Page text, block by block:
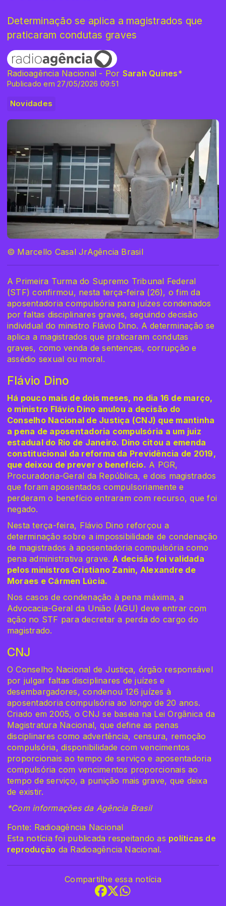
Determinação se aplica a magistrados que
praticaram condutas graves
Radioagência Nacional - Por Sarah Quines*
Publicado em 27/05/2026 09:51
Novidades
© Marcello Casal JrAgência Brasil
A Primeira Turma do Supremo Tribunal Federal
(STF) confirmou, nesta terça-feira (26), o fim da
aposentadoria compulsória para juízes condenados
por faltas disciplinares graves, seguindo decisão
individual do ministro Flávio Dino. A determinação se
aplica a magistrados que praticaram condutas
graves, como venda de sentenças, corrupção e
assédio sexual ou moral.
Flávio Dino
Há pouco mais de dois meses, no dia 16 de março,
o ministro Flávio Dino anulou a decisão do
Conselho Nacional de Justiça (CNJ) que mantinha
a pena de aposentadoria compulsória a um juiz
estadual do Rio de Janeiro. Dino citou a emenda
constitucional da reforma da Previdência de 2019,
que deixou de prever o benefício. A PGR,
Procuradoria-Geral da República, e dois magistrados
que foram aposentados compulsoriamente e
perderam o benefício entraram com recurso, que foi
negado.
Nesta terça-feira, Flávio Dino reforçou a
determinação sobre a impossibilidade de condenação
de magistrados à aposentadoria compulsória como
pena administrativa grave.A decisão foi validada
pelos ministros Cristiano Zanin, Alexandre de
Moraes e Cármen Lúcia.
Nos casos de condenação à pena máxima, a
Advocacia-Geral da União (AGU) deve entrar com
ação no STF para decretar a perda do cargo do
magistrado.
CNJ
O Conselho Nacional de Justiça, órgão responsável
por julgar faltas disciplinares de juízes e
desembargadores, condenou 126 juízes à
aposentadoria compulsória ao longo de 20 anos.
Criado em 2005, o CNJ se baseia na Lei Orgânica da
Magistratura Nacional, que define as penas
disciplinares como advertência, censura, remoção
compulsória, disponibilidade com vencimentos
proporcionais ao tempo de serviço e aposentadoria
compulsória com vencimentos proporcionais ao
tempo de serviço, a punição mais grave, que deixa
de existir.
*Com informações da Agência Brasil
Fonte: Radioagência Nacional
Esta notícia foi publicada respeitando as políticas de
reprodução da Radioagência Nacional.
Compartilhe essa notícia